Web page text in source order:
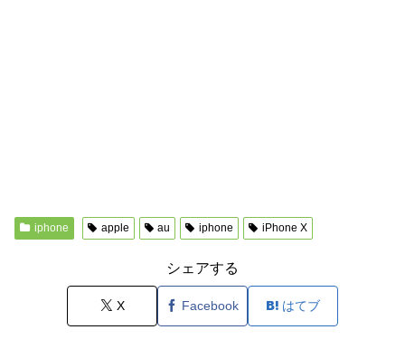
iphone apple au iphone iPhone X
シェアする
X Facebook はてブ